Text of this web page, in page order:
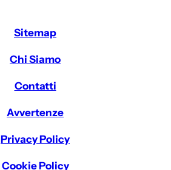
Sitemap
Chi Siamo
Contatti
Avvertenze
Privacy Policy
Cookie Policy